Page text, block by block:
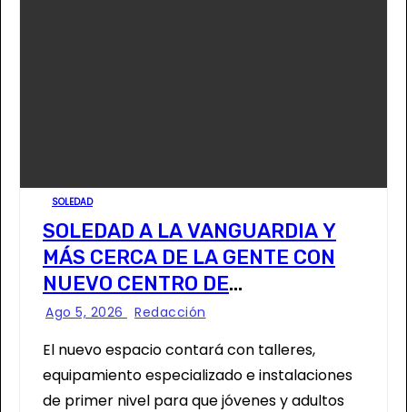
SOLEDAD
SOLEDAD A LA VANGUARDIA Y
MÁS CERCA DE LA GENTE CON
NUEVO CENTRO DE
CAPACITACIÓN: NAVARRO MUÑIZ
Ago 5, 2026 Redacción
El nuevo espacio contará con talleres,
equipamiento especializado e instalaciones
de primer nivel para que jóvenes y adultos